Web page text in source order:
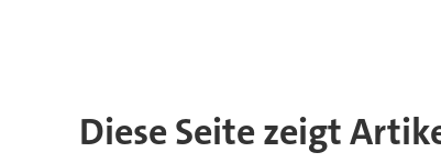
Diese Seite zeigt